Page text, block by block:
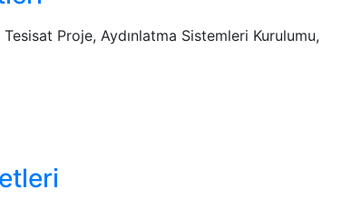
Proje, Aydınlatma Sistemleri Kurulumu,